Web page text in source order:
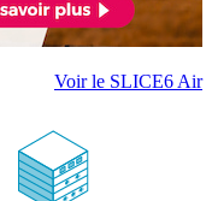
Voir le SLICE6 Air